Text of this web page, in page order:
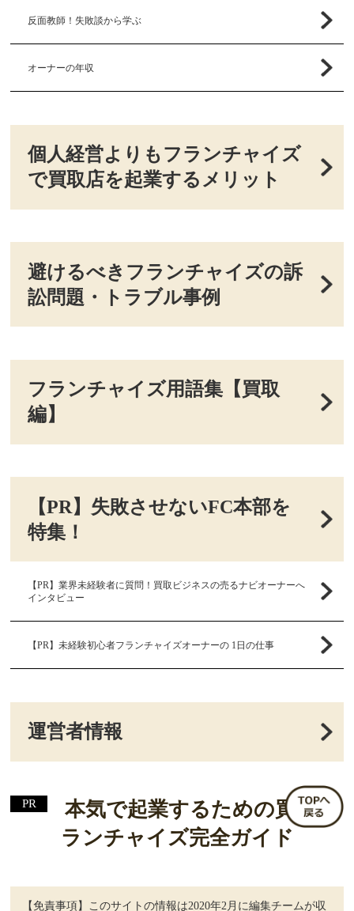
反面教師！失敗談から学ぶ
オーナーの年収
個人経営よりもフランチャイズ
で買取店を起業するメリット
避けるべきフランチャイズの訴
訟問題・トラブル事例
フランチャイズ用語集【買取
編】
【PR】失敗させないFC本部を
特集！
【PR】業界未経験者に質問！買取ビジネスの売るナビオーナーへ
インタビュー
【PR】未経験初心者フランチャイズオーナーの 1日の仕事
運営者情報
本気で起業するための買取フ
ランチャイズ完全ガイド
【免責事項】このサイトの情報は2020年2月に編集チームが収